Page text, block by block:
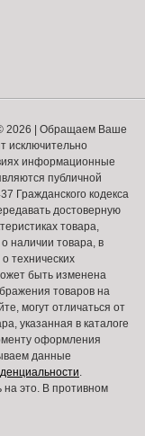
© 2026 | Обращаем Ваше
исключительно
информационные
публичной
Гражданского кодекса
достоверную
товара,
наличии товара, в
технических
быть изменена
товаров на
могут отличаться от
указанная в каталоге
оформления
данные
.
на это. В противном